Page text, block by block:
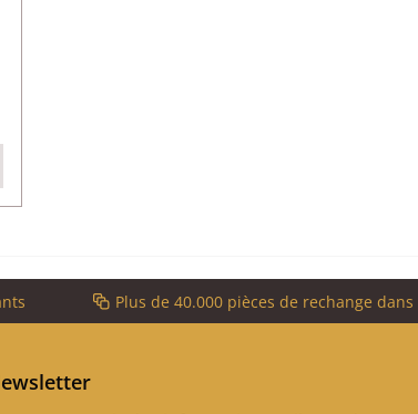
Plus de 40.000 pièces de rechange